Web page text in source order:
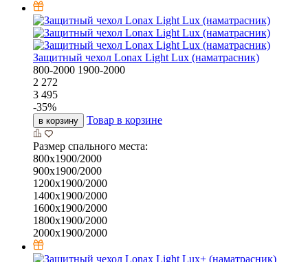
Защитный чехол Lonax Light Lux (наматрасник)
800-2000 1900-2000
2 272
3 495
-35%
в корзину Товар в корзине
Размер спального места:
800х1900/2000
900х1900/2000
1200х1900/2000
1400х1900/2000
1600х1900/2000
1800х1900/2000
2000х1900/2000